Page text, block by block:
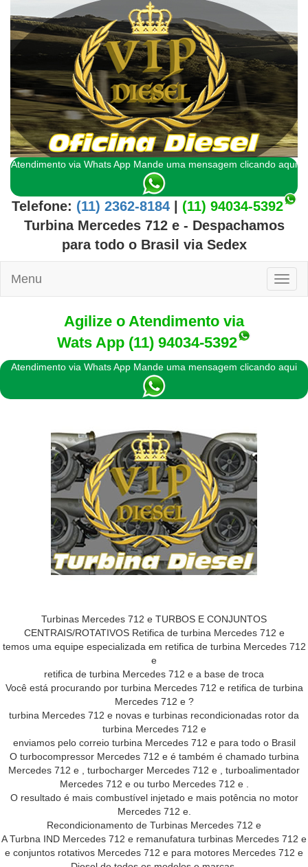
Atendimento via Whats App Mande uma mensagem clicando aqui
Telefone: (11) 2362-8184| (11) 94034-5392
Turbina Mercedes 712 e - Despachamos
para todo o Brasil via Sedex
Menu
Agilize o Atendimento via
Wats App (11) 94034-5392
Atendimento via Whats App Mande uma mensagem clicando aqui
Turbinas Mercedes 712 e TURBOS E CONJUNTOS
CENTRAIS/ROTATIVOS Retifica de turbina Mercedes 712 e
temos uma equipe especializada em retifica de turbina Mercedes 712
e
retifica de turbina Mercedes 712 e a base de troca
Você está procurando por turbina Mercedes 712 e retifica de turbina
Mercedes 712 e ?
turbina Mercedes 712 e novas e turbinas recondicionadas rotor da
turbina Mercedes 712 e
enviamos pelo correio turbina Mercedes 712 e para todo o Brasil
O turbocompressor Mercedes 712 e é também é chamado turbina
Mercedes 712 e , turbocharger Mercedes 712 e , turboalimentador
Mercedes 712 e ou turbo Mercedes 712 e .
O resultado é mais combustível injetado e mais potência no motor
Mercedes 712 e.
Recondicionamento de Turbinas Mercedes 712 e
A Turbna IND Mercedes 712 e remanufatura turbinas Mercedes 712 e
e conjuntos rotativos Mercedes 712 e para motores Mercedes 712 e